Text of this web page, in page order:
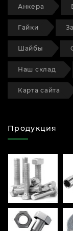
Анкера
Гайки
Шайбы
Наш склад
Карта сайта
Продукция